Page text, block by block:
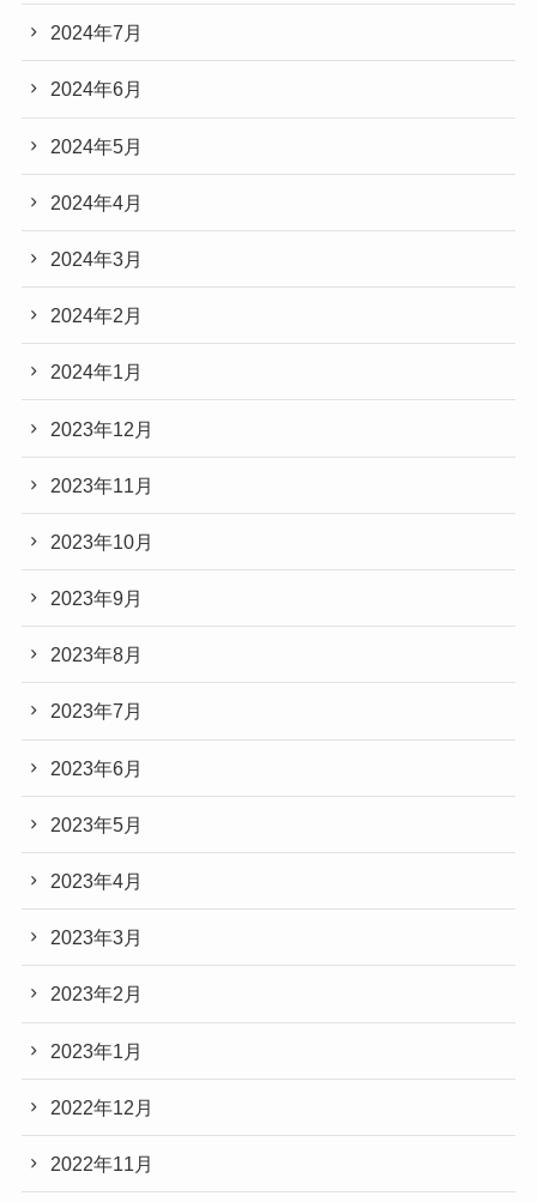
2024年7月
2024年6月
2024年5月
2024年4月
2024年3月
2024年2月
2024年1月
2023年12月
2023年11月
2023年10月
2023年9月
2023年8月
2023年7月
2023年6月
2023年5月
2023年4月
2023年3月
2023年2月
2023年1月
2022年12月
2022年11月